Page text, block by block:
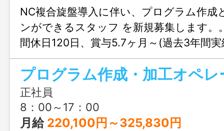
NC複合旋盤導入に伴い、プログラム作成
ンができるスタッフ を新規募集します。
間休日120日、賞与5.7ヶ月～(過去3年間
プログラム作成・加工オペレ
正社員
8：00～17：00
月給 220,100円～325,830円